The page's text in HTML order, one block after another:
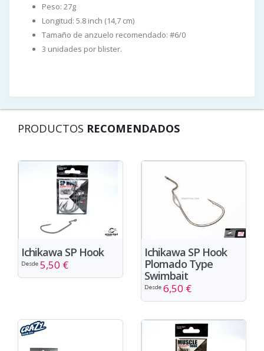
Peso: 27g
Longitud: 5.8 inch (14,7 cm)
Tamaño de anzuelo recomendado: #6/0
3 unidades por blister.
PRODUCTOS RECOMENDADOS
Ichikawa SP Hook
Desde 5,50 €
Ichikawa SP Hook
Plomado Type
Swimbait
Desde 6,50 €